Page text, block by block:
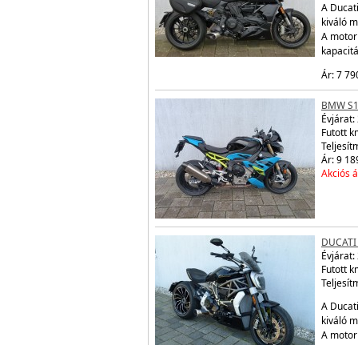
A
kiváló
A
Ár: 7
BMW
Évjárat:
Futott
Ár: 9
Akciós
Évjárat:
Futott
A
kiváló
A